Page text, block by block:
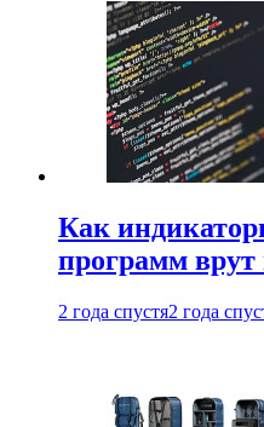
Как
программ врут
2 года спустя2 года